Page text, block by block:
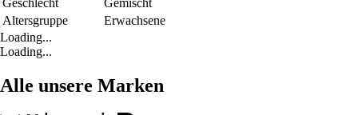
Altersgruppe
Erwachsene
Loading...
Loading...
Alle unsere Marken